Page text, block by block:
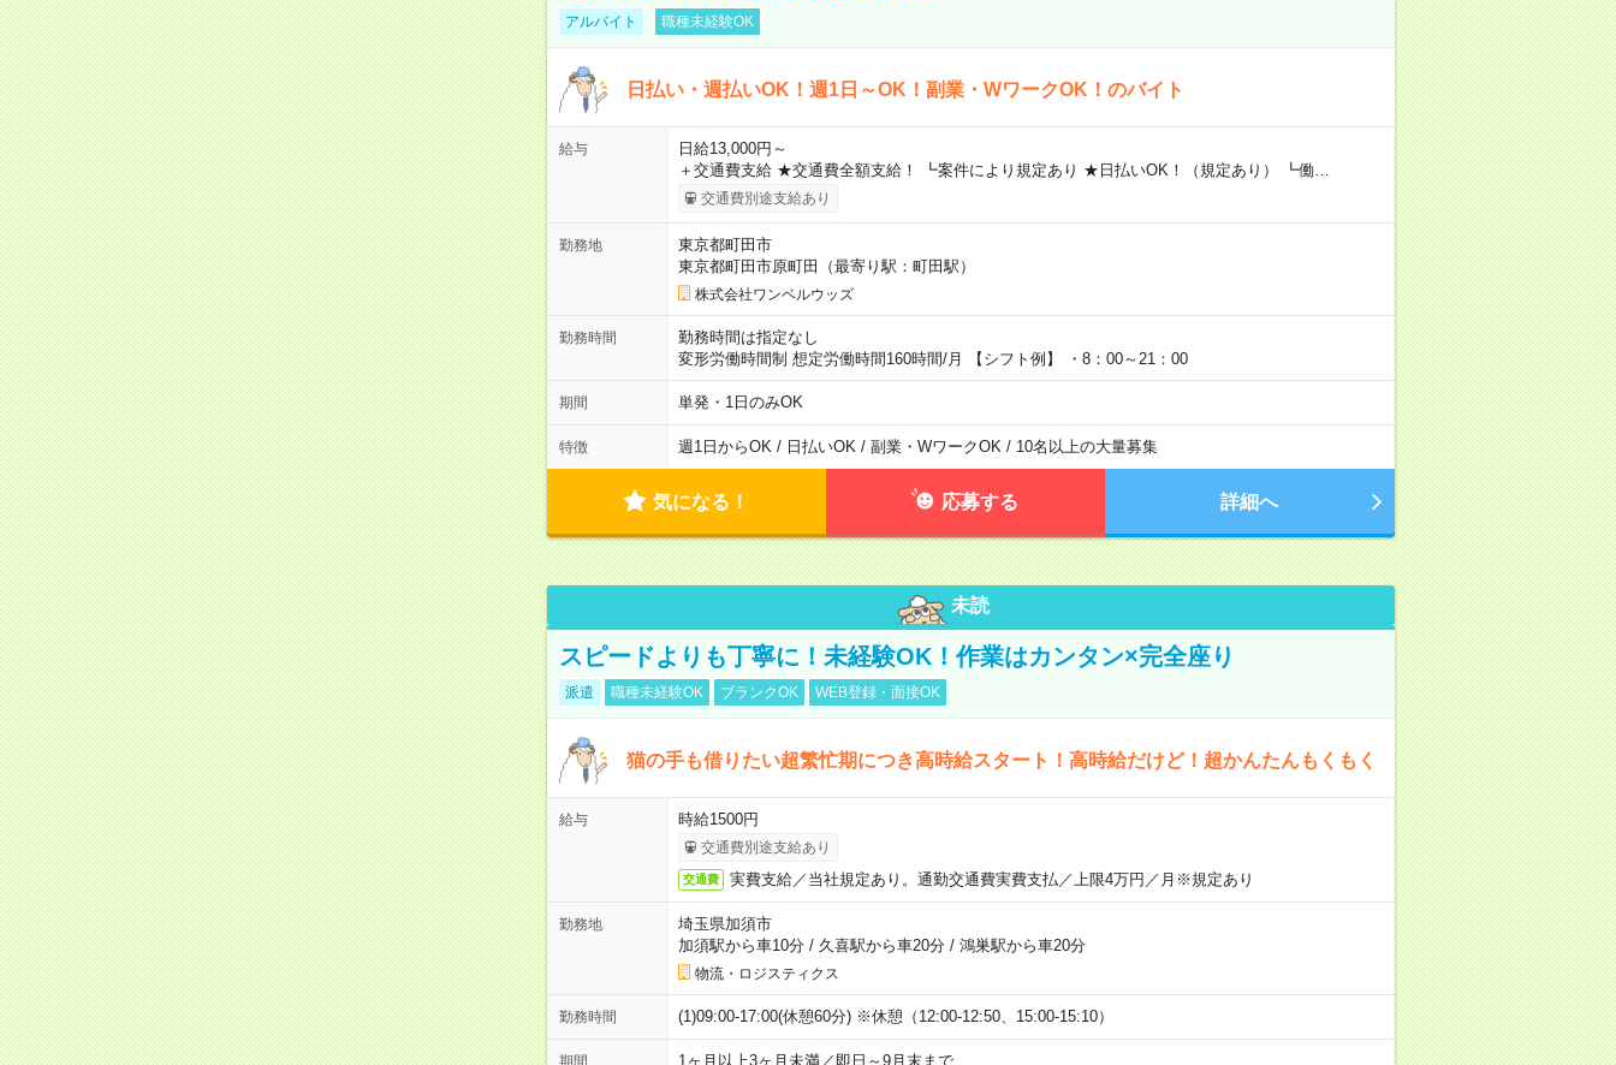
アルバイト 職種未経験OK
日払い・週払いOK！週1日～OK！副業・WワークOK！のバイト
給与
日給13,000円～
＋交通費支給 ★交通費全額支給！ ┗案件により規定あり ★日払いOK！（規定あり） ┗働…
交通費別途支給あり
勤務地
東京都町田市
東京都町田市原町田（最寄り駅：町田駅）
株式会社ワンベルウッズ
勤務時間
勤務時間は指定なし
変形労働時間制 想定労働時間160時間/月 【シフト例】 ・8：00～21：00
期間 単発・1日のみOK
特徴 週1日からOK / 日払いOK / 副業・WワークOK / 10名以上の大量募集
気になる！ 応募する 詳細へ
未読
スピードよりも丁寧に！未経験OK！作業はカンタン×完全座り
派遣 職種未経験OK ブランクOK WEB登録・面接OK
猫の手も借りたい超繁忙期につき高時給スタート！高時給だけど！超かんたんもくもく
給与 時給1500円
交通費別途支給あり
交通費 実費支給／当社規定あり。通勤交通費実費支払／上限4万円／月※規定あり
勤務地
埼玉県加須市
加須駅から車10分/ 久喜駅から車20分/ 鴻巣駅から車20分
物流・ロジスティクス
勤務時間 (1)09:00-17:00(休憩60分) ※休憩（12:00-12:50、15:00-15:10）
期間 1ヶ月以上3ヶ月未満／即日～9月末まで